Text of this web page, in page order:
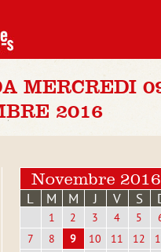
MERCREDI
2016
Novembre 2016
L M M J V S
1 2 3 4 5
7
8 9 10 11 12